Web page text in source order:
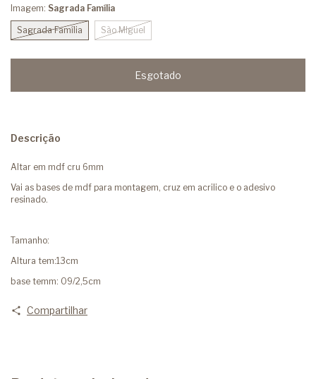
Imagem: Sagrada Família
Sagrada Família São MIguel
Descrição
Altar em mdf cru 6mm
Vai as bases de mdf para montagem, cruz em acrilico e o adesivo
resinado.
Tamanho:
Altura tem:13cm
base temm: 09/2,5cm
Compartilhar